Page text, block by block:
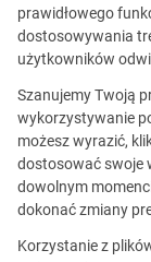
Ta
prawidłowego
dostosowywania
użytkowników
Szanujemy Twoją
wykorzystywanie
możesz wyrazić,
dostosować swoje
dowolnym
dokonać zmiany
Korzystanie z